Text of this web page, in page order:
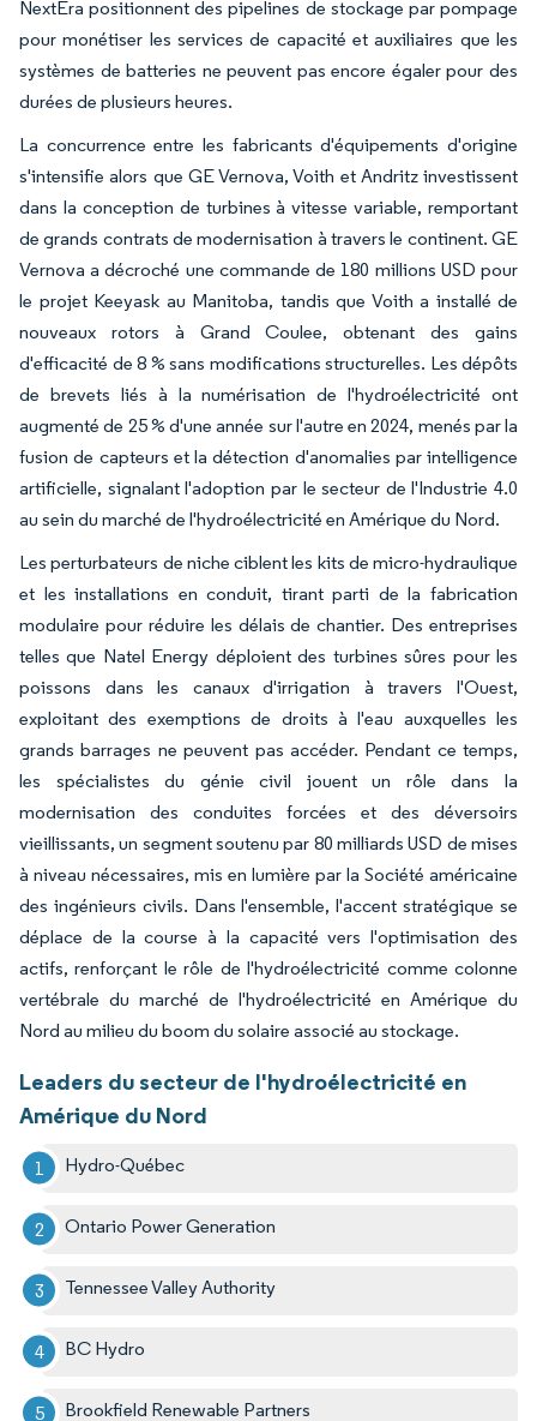
NextEra positionnent des pipelines de stockage par pompage
pour monétiser les services de capacité et auxiliaires que les
systèmes de batteries ne peuvent pas encore égaler pour des
durées de plusieurs heures.
La concurrence entre les fabricants d'équipements d'origine
s'intensifie alors que GE Vernova, Voith et Andritz investissent
dans la conception de turbines à vitesse variable, remportant
de grands contrats de modernisation à travers le continent. GE
Vernova a décroché une commande de 180 millions USD pour
le projet Keeyask au Manitoba, tandis que Voith a installé de
nouveaux rotors à Grand Coulee, obtenant des gains
d'efficacité de 8 % sans modifications structurelles. Les dépôts
de brevets liés à la numérisation de l'hydroélectricité ont
augmenté de 25 % d'une année sur l'autre en 2024, menés par la
fusion de capteurs et la détection d'anomalies par intelligence
artificielle, signalant l'adoption par le secteur de l'Industrie 4.0
au sein du marché de l'hydroélectricité en Amérique du Nord.
Les perturbateurs de niche ciblent les kits de micro-hydraulique
et les installations en conduit, tirant parti de la fabrication
modulaire pour réduire les délais de chantier. Des entreprises
telles que Natel Energy déploient des turbines sûres pour les
poissons dans les canaux d'irrigation à travers l'Ouest,
exploitant des exemptions de droits à l'eau auxquelles les
grands barrages ne peuvent pas accéder. Pendant ce temps,
les spécialistes du génie civil jouent un rôle dans la
modernisation des conduites forcées et des déversoirs
vieillissants, un segment soutenu par 80 milliards USD de mises
à niveau nécessaires, mis en lumière par la Société américaine
des ingénieurs civils. Dans l'ensemble, l'accent stratégique se
déplace de la course à la capacité vers l'optimisation des
actifs, renforçant le rôle de l'hydroélectricité comme colonne
vertébrale du marché de l'hydroélectricité en Amérique du
Nord au milieu du boom du solaire associé au stockage.
Leaders du secteur de l'hydroélectricité en
Amérique du Nord
Hydro-Québec
Ontario Power Generation
Tennessee Valley Authority
BC Hydro
Brookfield Renewable Partners